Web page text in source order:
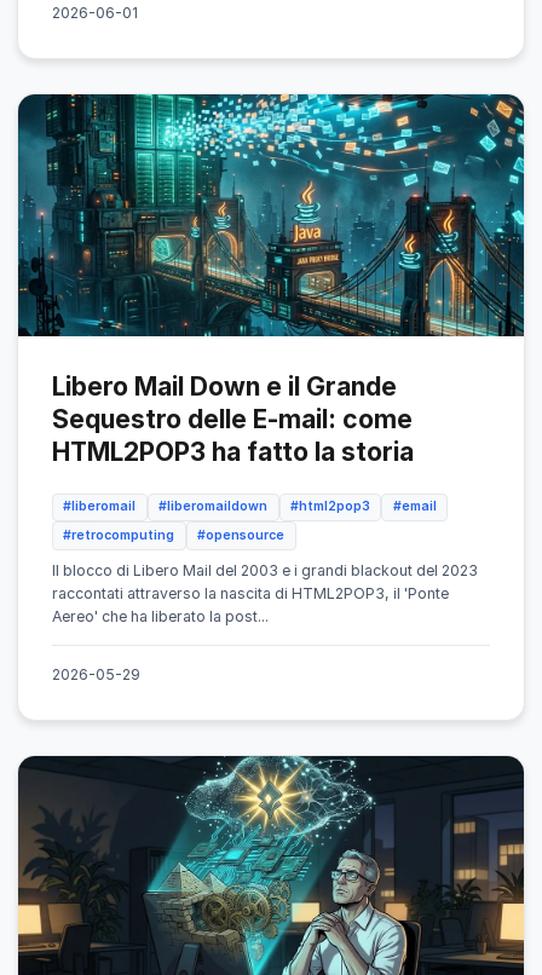
2026-06-01
Libero Mail Down e il Grande
Sequestro delle E-mail: come
HTML2POP3 ha fatto la storia
#liberomail #liberomaildown #html2pop3
#email
#retrocomputing
#opensource
Il blocco di Libero Mail del 2003 e i grandi blackout del 2023
raccontati attraverso la nascita di HTML2POP3, il 'Ponte
Aereo' che ha liberato la post...
2026-05-29